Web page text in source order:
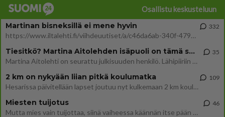
Osallistu keskusteluun
Martinan bisneksillä ei mene hyvin
https://www.iltalehti.fi/viihdeuutiset/a/c46da6ab-340f-4790-aaa7-0865eed2336 Yrityksen konkurssihakemus on tullut kärä
332
Tiesitkö? Martina Aitolehden isäpuoli on tämä suosittu laulaja
Martina Aitolehti on seurattu julkisuuden henkilö. Lähipiiriin mahtuu muitakin tunnettuja henkilöitä. Tiesitkö, että Ma
35
2 km on nykyään liian pitkä koulumatka
Hesarissa päivitellään lapset joutuu nyt kulkemaan 2 km kouluun jösses. Ruostefillarilla tuo matka menee vaikka miten äk
109
Miesten tuijotus
Mutta mies vain tuijottaa, siinä vaiheessa käännän itse pään pois. Mikä juttu? Yleensä jos joku tuijottaa tai katsoo, hä
46